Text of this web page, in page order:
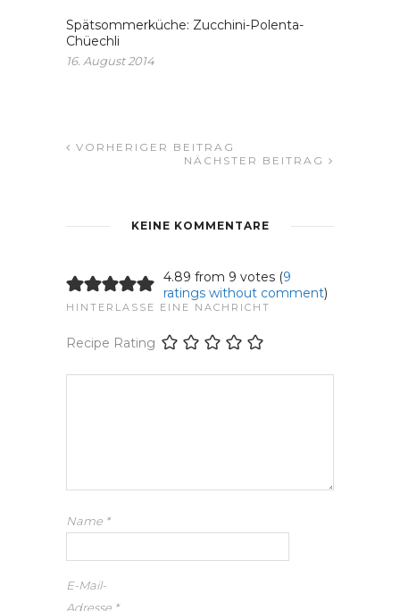
Spätsommerküche: Zucchini-Polenta-
Chüechli
16. August 2014
VORHERIGER BEITRAG
NÄCHSTER BEITRAG
KEINE KOMMENTARE
4.89 from 9 votes (9
ratings without comment)
HINTERLASSE EINE NACHRICHT
Recipe Rating
Name *
E-Mail-
Adresse *